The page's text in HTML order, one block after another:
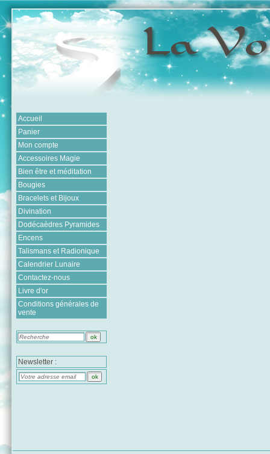
Accueil
Panier
Mon compte
Accessoires Magie
Bien être et méditation
Bougies
Bracelets et Bijoux
Divination
Dodécaèdres Pyramides
Encens
Talismans et Radionique
Calendrier Lunaire
Contactez-nous
Livre d'or
Conditions générales de
vente
Newsletter :